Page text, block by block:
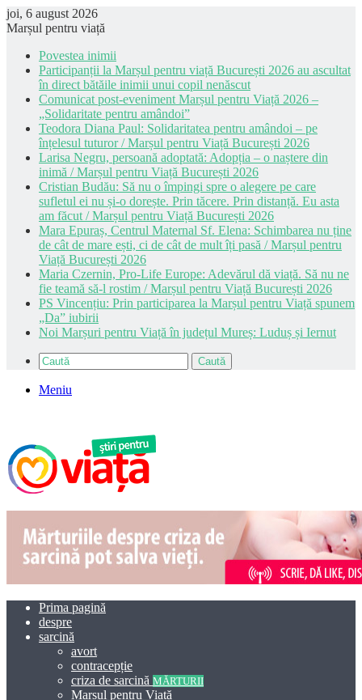
joi, 6 august 2026
Marșul pentru viață
Povestea inimii
Participanții la Marșul pentru viață București 2026 au ascultat
în direct bătăile inimii unui copil nenăscut
Comunicat post-eveniment Marșul pentru Viață 2026 –
„Solidaritate pentru amândoi”
Teodora Diana Paul: Solidaritatea pentru amândoi – pe
înțelesul tuturor / Marșul pentru Viață București 2026
Larisa Negru, persoană adoptată: Adopția – o naștere din
inimă / Marșul pentru Viață București 2026
Cristian Budău: Să nu o împingi spre o alegere pe care
sufletul ei nu și-o dorește. Prin tăcere. Prin distanță. Eu asta
am făcut / Marșul pentru Viață București 2026
Mara Epuraș, Centrul Maternal Sf. Elena: Schimbarea nu ține
de cât de mare ești, ci de cât de mult îți pasă / Marșul pentru
Viață București 2026
Maria Czernin, Pro-Life Europe: Adevărul dă viață. Să nu ne
fie teamă să-l rostim / Marșul pentru Viață București 2026
PS Vincențiu: Prin participarea la Marșul pentru Viață spunem
„Da” iubirii
Noi Marșuri pentru Viață în județul Mureș: Luduș și Iernut
Caută
Meniu
Prima pagină
despre
sarcină
avort
contracepție
criza de sarcină MĂRTURII
Marșul pentru Viață